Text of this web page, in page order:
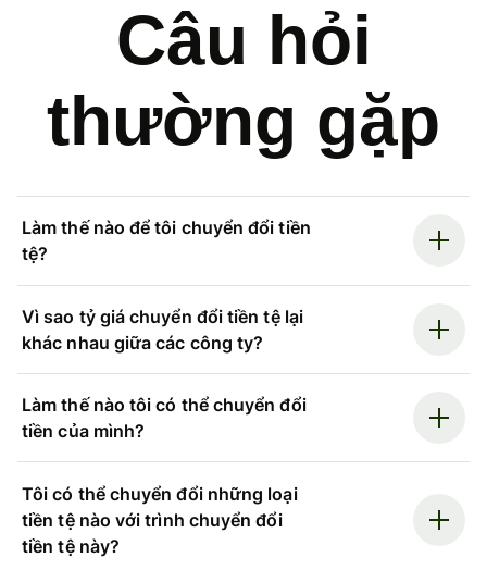
Câu hỏi
thường gặp
Làm thế nào để tôi chuyển đổi tiền
tệ?
Vì sao tỷ giá chuyển đổi tiền tệ lại
khác nhau giữa các công ty?
Làm thế nào tôi có thể chuyển đổi
tiền của mình?
Tôi có thể chuyển đổi những loại
tiền tệ nào với trình chuyển đổi
tiền tệ này?